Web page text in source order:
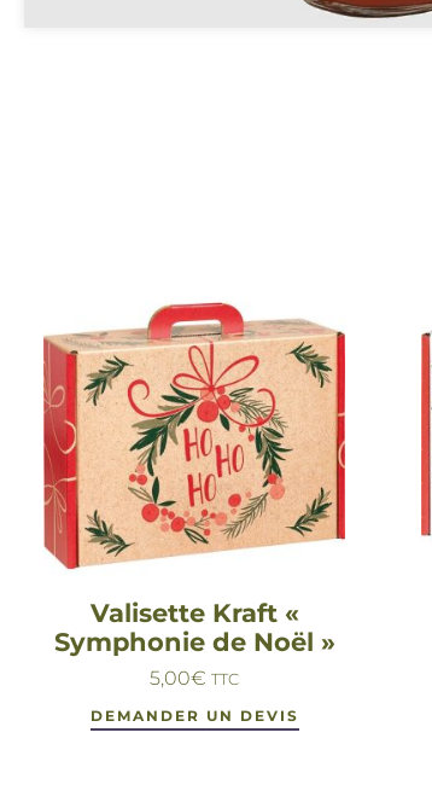
Valisette Kraft «
Symphonie de Noël »
5,00€ TTC
DEMANDER UN DEVIS